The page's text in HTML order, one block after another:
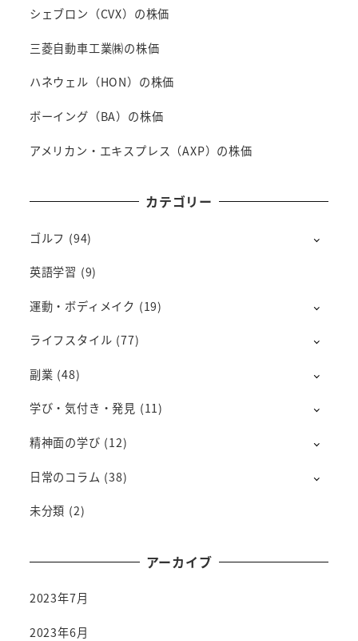
シェブロン（CVX）の株価
三菱自動車工業㈱の株価
ハネウェル（HON）の株価
ボーイング（BA）の株価
アメリカン・エキスプレス（AXP）の株価
カテゴリー
ゴルフ (94)
英語学習 (9)
運動・ボディメイク (19)
ライフスタイル (77)
副業 (48)
学び・気付き・発見 (11)
精神面の学び (12)
日常のコラム (38)
未分類 (2)
アーカイブ
2023年7月
2023年6月